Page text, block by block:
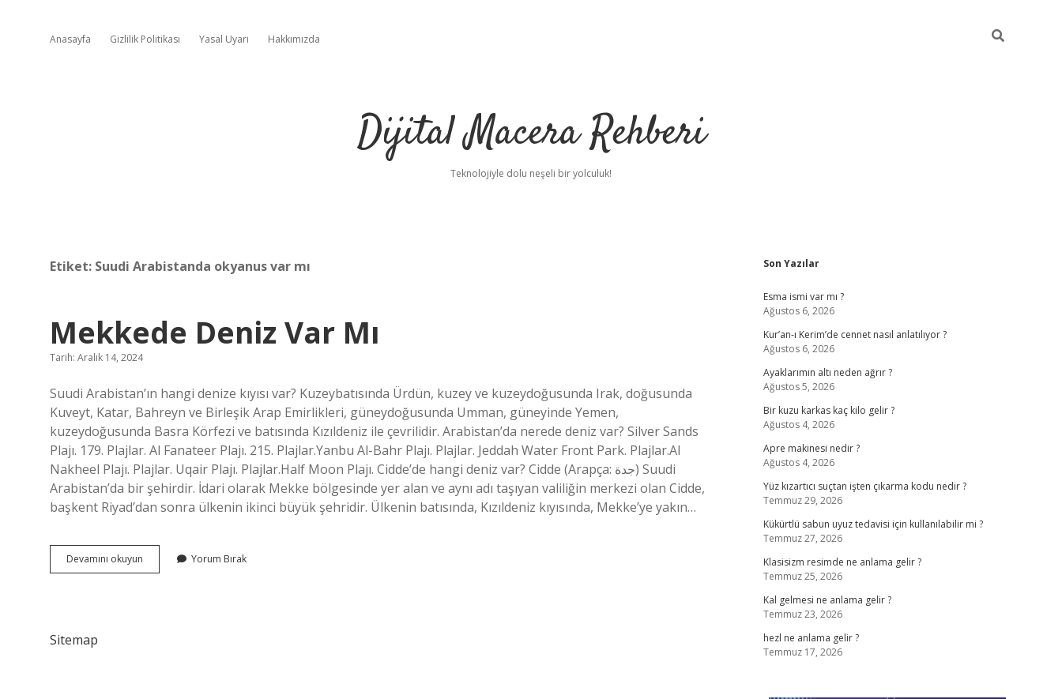
Anasayfa Gizlilik Politikası Yasal Uyarı Hakkımızda
Dijital Macera Rehberi
Teknolojiyle dolu neşeli bir yolculuk!
Etiket: Suudi Arabistanda okyanus var mı
Mekkede Deniz Var Mı
Tarih: Aralık 14, 2024
Suudi Arabistan’ın hangi denize kıyısı var? Kuzeybatısında Ürdün, kuzey ve kuzeydoğusunda Irak, doğusunda
Kuveyt, Katar, Bahreyn ve Birleşik Arap Emirlikleri, güneydoğusunda Umman, güneyinde Yemen,
kuzeydoğusunda Basra Körfezi ve batısında Kızıldeniz ile çevrilidir. Arabistan’da nerede deniz var? Silver Sands
Plajı. 179. Plajlar. Al Fanateer Plajı. 215. Plajlar.Yanbu Al-Bahr Plajı. Plajlar. Jeddah Water Front Park. Plajlar.Al
Nakheel Plajı. Plajlar. Uqair Plajı. Plajlar.Half Moon Plajı. Cidde’de hangi deniz var? Cidde (Arapça: جدة‎) Suudi
Arabistan’da bir şehirdir. İdari olarak Mekke bölgesinde yer alan ve aynı adı taşıyan valiliğin merkezi olan Cidde,
başkent Riyad’dan sonra ülkenin ikinci büyük şehridir. Ülkenin batısında, Kızıldeniz kıyısında, Mekke’ye yakın…
Devamını okuyun Mekkede
Deniz
Yorum Bırak
Sitemap
Sidebar
Son Yazılar
Esma ismi var mı ?
Ağustos 6, 2026
Kur’an-ı Kerim’de cennet nasıl anlatılıyor ?
Ağustos 6, 2026
Ayaklarımın altı neden ağrır ?
Ağustos 5, 2026
Bir kuzu karkas kaç kilo gelir ?
Ağustos 4, 2026
Apre makinesi nedir ?
Ağustos 4, 2026
Yüz kızartıcı suçtan işten çıkarma kodu nedir ?
Temmuz 29, 2026
Kükürtlü sabun uyuz tedavisi için kullanılabilir mi ?
Temmuz 27, 2026
Klasisizm resimde ne anlama gelir ?
Temmuz 25, 2026
Kal gelmesi ne anlama gelir ?
Temmuz 23, 2026
hezl ne anlama gelir ?
Temmuz 17, 2026